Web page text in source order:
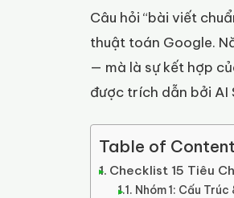
Câu hỏi “bài viết
thuật toán Google.
— mà là sự kết hợp
được trích dẫn bởi AI
Table of
Checklist 15 Tiêu
Nhóm 1: Cấu